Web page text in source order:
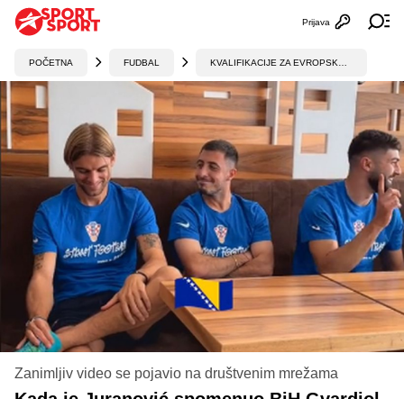
Otvori
Prijava
POČETNA FUDBAL
Zanimljiv video se pojavio na društvenim mrežama